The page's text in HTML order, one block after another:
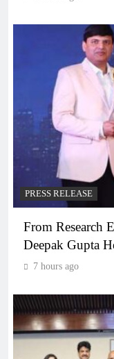
PRESS RELEASE
From Research
Deepak Gupta
7 hours ago